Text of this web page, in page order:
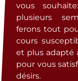
vous
plusieurs
ferons tout
cours
et plus adapté
pour vous
désirs.